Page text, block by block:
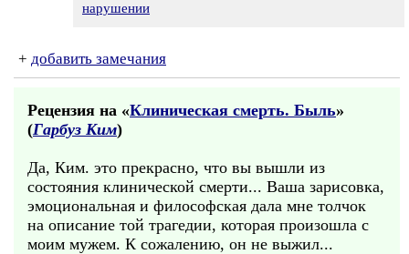
нарушении
+ добавить замечания
Рецензия на «Клиническая смерть. Быль»
(Гарбуз Ким)
Да, Ким. это прекрасно, что вы вышли из
состояния клинической смерти... Ваша зарисовка,
эмоциональная и философская дала мне толчок
на описание той трагедии, которая произошла с
моим мужем. К сожалению, он не выжил...